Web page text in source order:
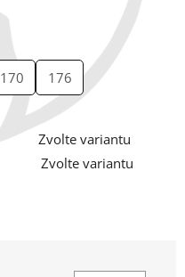
170 176
Zvolte variantu
Zvolte variantu